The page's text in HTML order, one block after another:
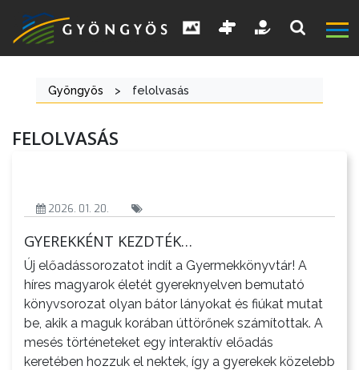
A
KIEMELT
LÁTVÁNYOSSÁGOK
GYÖNGYÖS
VÁROS
ÉRTÉKTÁRA
VÁROSUNKRÓL
Gyöngyös > felolvasás
FELOLVASÁS
2026. 01. 20.
GYEREKKÉNT KEZDTÉK…
Új előadássorozatot indít a Gyermekkönyvtár! A
híres magyarok életét gyereknyelven bemutató
könyvsorozat olyan bátor lányokat és fiúkat mutat
be, akik a maguk korában úttörőnek számítottak. A
mesés történeteket egy interaktív előadás
keretében hozzuk el nektek, így a gyerekek közelebb